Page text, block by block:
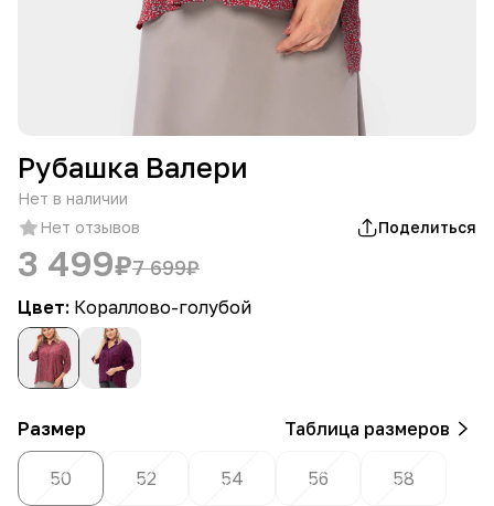
Рубашка Валери
Нет в наличии
Нет отзывов
Поделиться
3 499₽7 699₽
Цвет: Кораллово-голубой
Размер Таблица размеров
50 52 54 56 58